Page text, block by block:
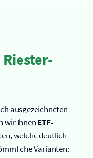
ausgezeichneten
wir Ihnen ETF-
welche deutlich
Varianten: